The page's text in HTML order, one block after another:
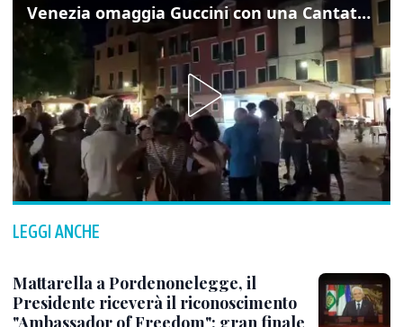
Venezia omaggia Guccini con una Cantata Anarchica in campo Santa Margherita
LEGGI ANCHE
Mattarella a Pordenonelegge, il
Presidente riceverà il riconoscimento
"Ambassador of Freedom": gran finale